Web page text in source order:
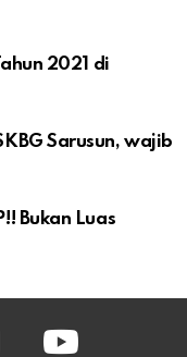
2021 di
Sarusun, wajib
Bukan Luas
youtube